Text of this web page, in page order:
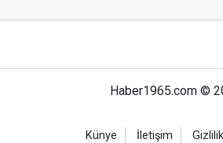
Haber1965.com ©
Künye İletişim